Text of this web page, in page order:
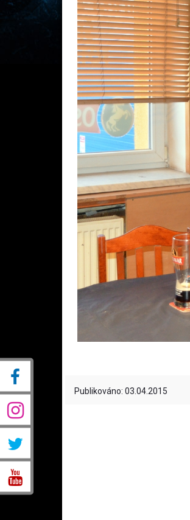
Publikováno: 03.04.2015